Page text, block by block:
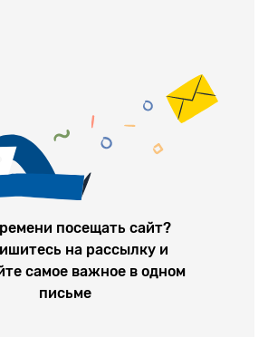
посещать сайт?
на рассылку и
самое важное в одном
письме